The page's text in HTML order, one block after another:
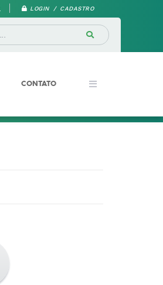
LOGIN / CADASTRO
CONTATO